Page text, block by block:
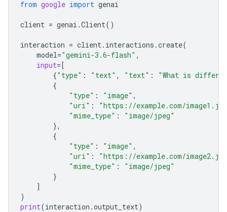
from google import genai
client = genai .Client()
interaction = client. interactions .create(
model="gemini-3.6-flash" ,
input=[
{"type" : "text" , "text" :
"What is
{
"type" : "image" ,
"uri" :
"https://example.com/
"mime_type" :
"image/jpeg"
},
{
"type" : "image" ,
"uri" :
"https://example.com/
"mime_type" :
"image/jpeg"
}
]
)
print(interaction .output_text)